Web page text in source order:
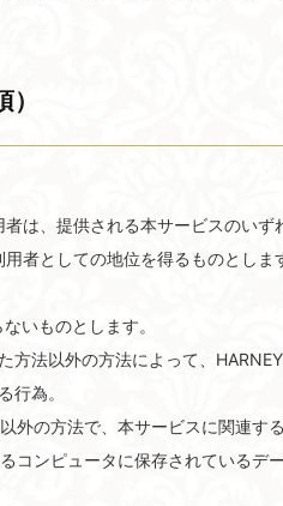
は、提供される本サービスのい
者としての地位を得るものとしま
いものとします。
法以外の方法によって、
行為。
外の方法で、本サービスに関連す
コンピュータに保存されているデ